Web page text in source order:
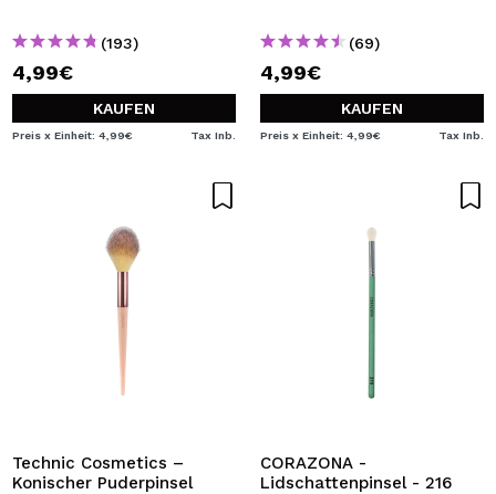
(193)
4,99€
KAUFEN
Preis x Einheit: 4,99€ Tax Inb.
(69)
4,99€
KAUFEN
Preis x Einheit: 4,99€ Tax Inb.
Technic Cosmetics –
Konischer Puderpinsel
CORAZONA -
Lidschattenpinsel - 216